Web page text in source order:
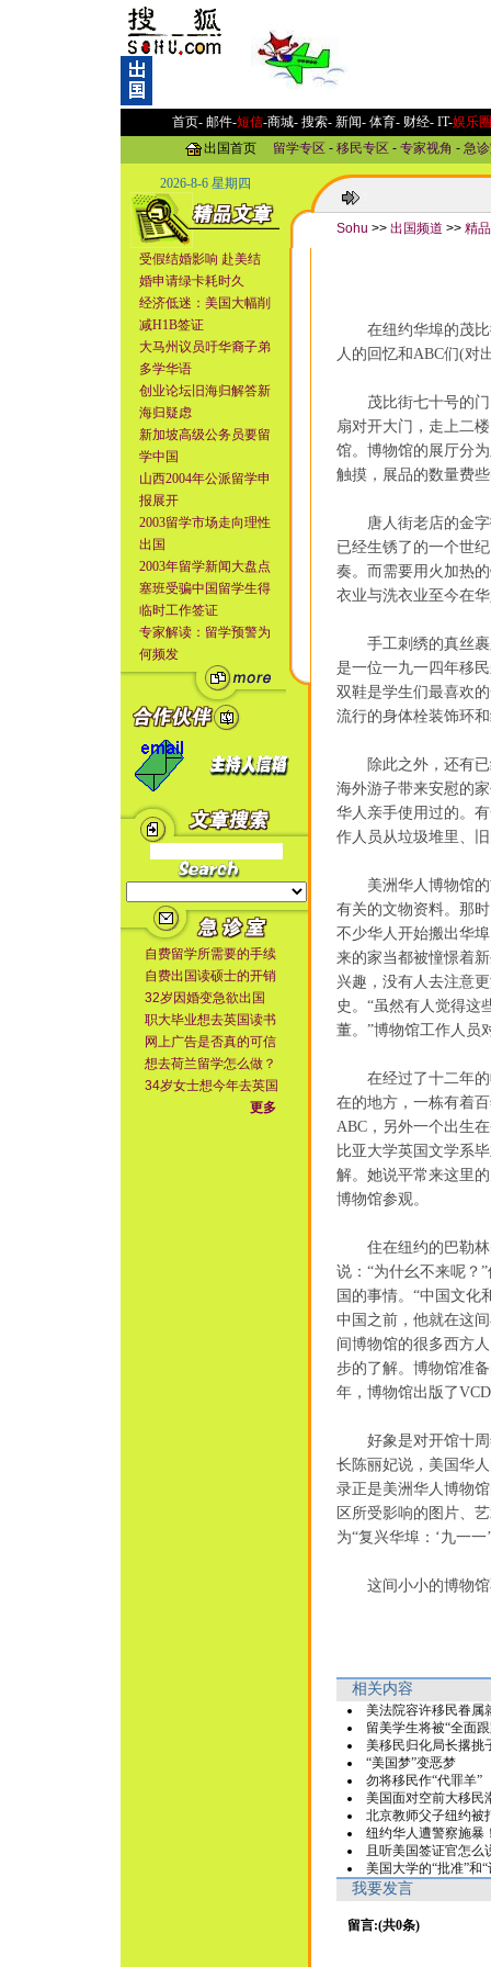
首页- 邮件-短信-商城- 搜索-新闻- 体育-财经- IT-娱乐圈
出国首页
留学专区 - 移民专区 - 专家视角 - 急
2026-8-6 星期四
受假结婚影响 赴美结
婚申请绿卡耗时久
经济低迷：美国大幅削
减H1B签证
大马州议员吁华裔子弟
多学华语
创业论坛旧海归解答新
海归疑虑
新加坡高级公务员要留
学中国
山西2004年公派留学申
报展开
2003留学市场走向理性
出国
2003年留学新闻大盘点
塞班受骗中国留学生得
临时工作签证
专家解读：留学预警为
何频发
自费留学所需要的手续
自费出国读硕士的开销
32岁因婚变急欲出国
职大毕业想去英国读书
网上广告是否真的可信
想去荷兰留学怎么做？
34岁女士想今年去英国
更多
Sohu >> 出国频道 >> 精
在纽约华埠的茂比
人的回忆和ABC们(对
茂比街七十号的门
扇对开大门，走上二
馆。博物馆的展厅分
触摸，展品的数量费
唐人街老店的金字
已经生锈了的一个世
奏。而需要用火加热
衣业与洗衣业至今在
手工刺绣的真丝裹
是一位一九一四年移
双鞋是学生们最喜欢
流行的身体栓装饰环
除此之外，还有已
海外游子带来安慰的
华人亲手使用过的。
作人员从垃圾堆里、
美洲华人博物馆的
有关的文物资料。那
不少华人开始搬出华
来的家当都被憧憬着
兴趣，没有人去注意
史。“虽然有人觉得这
董。”博物馆工作人员
在经过了十二年的
在的地方，一栋有着
ABC，另外一个出生
比亚大学英国文学系
解。她说平常来这里
博物馆参观。
住在纽约的巴勒林
说：“为什幺不来呢？
国的事情。“中国文化
中国之前，他就在这
间博物馆的很多西方
步的了解。博物馆准
年，博物馆出版了
好象是对开馆十周
长陈丽妃说，美国华
录正是美洲华人博物
区所受影响的图片、
为“复兴华埠：‘九一
这间小小的博物馆
相关内容
美法院容许移民眷属
留美学生将被“全面
美移民归化局长撂挑
“美国梦”变恶梦
勿将移民作“代罪羊”
美国面对空前大移民
北京教师父子纽约被
纽约华人遭警察施暴
且听美国签证官怎么
美国大学的“批准”和“
我要发言
留言:(共0条)